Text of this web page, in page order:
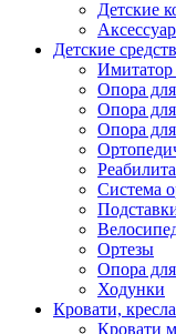
Детские
Детские
Имитатор
Опора
Опора
Опора
Система
Ортезы
Опора
Ходунки
Кровати,
Кровати